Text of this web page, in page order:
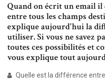
Quand on écrit un email il
entre tous les champs
explique aujourd'hui la
utiliser. Si vous ne savez
toutes ces possibilités et
vous explique tout
Quelle est la différence